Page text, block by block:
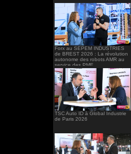
Forx au SEPEM INDUSTRIES
de BREST 2026 : La révolution
autonome des robots AMR au
service des PME
TSC Auto ID à Global Industrie
de Paris 2026